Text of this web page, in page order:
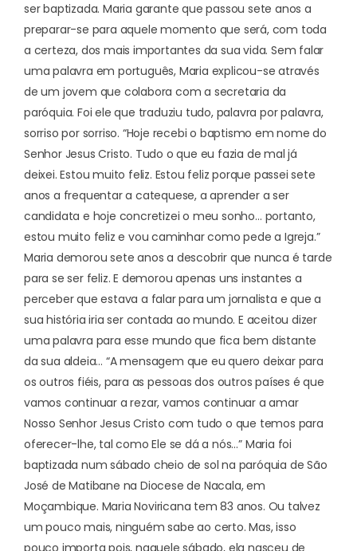
ser baptizada. Maria garante que passou sete anos a
preparar-se para aquele momento que será, com toda
a certeza, dos mais importantes da sua vida. Sem falar
uma palavra em português, Maria explicou-se através
de um jovem que colabora com a secretaria da
paróquia. Foi ele que traduziu tudo, palavra por palavra,
sorriso por sorriso. “Hoje recebi o baptismo em nome do
Senhor Jesus Cristo. Tudo o que eu fazia de mal já
deixei. Estou muito feliz. Estou feliz porque passei sete
anos a frequentar a catequese, a aprender a ser
candidata e hoje concretizei o meu sonho… portanto,
estou muito feliz e vou caminhar como pede a Igreja.”
Maria demorou sete anos a descobrir que nunca é tarde
para se ser feliz. E demorou apenas uns instantes a
perceber que estava a falar para um jornalista e que a
sua história iria ser contada ao mundo. E aceitou dizer
uma palavra para esse mundo que fica bem distante
da sua aldeia… “A mensagem que eu quero deixar para
os outros fiéis, para as pessoas dos outros países é que
vamos continuar a rezar, vamos continuar a amar
Nosso Senhor Jesus Cristo com tudo o que temos para
oferecer-lhe, tal como Ele se dá a nós…” Maria foi
baptizada num sábado cheio de sol na paróquia de São
José de Matibane na Diocese de Nacala, em
Moçambique. Maria Noviricana tem 83 anos. Ou talvez
um pouco mais, ninguém sabe ao certo. Mas, isso